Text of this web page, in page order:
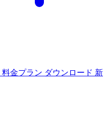
料金プラン ダウンロード 新